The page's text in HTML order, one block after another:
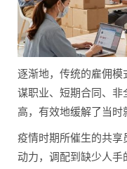
逐渐地，传统的雇佣模
谋职业、短期合同、非
高，有效地缓解了当时
疫情时期所催生的共
动力，调配到缺少人手